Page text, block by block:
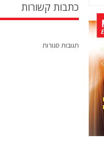
כתבות קשורות
תגובות סגורות